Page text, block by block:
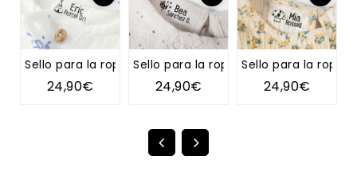
Sello para la ropa TIPI
24,90€
Sello para la ropa DIENTE DE LEÓN
24,90€
Sello para la ropa
24,90€